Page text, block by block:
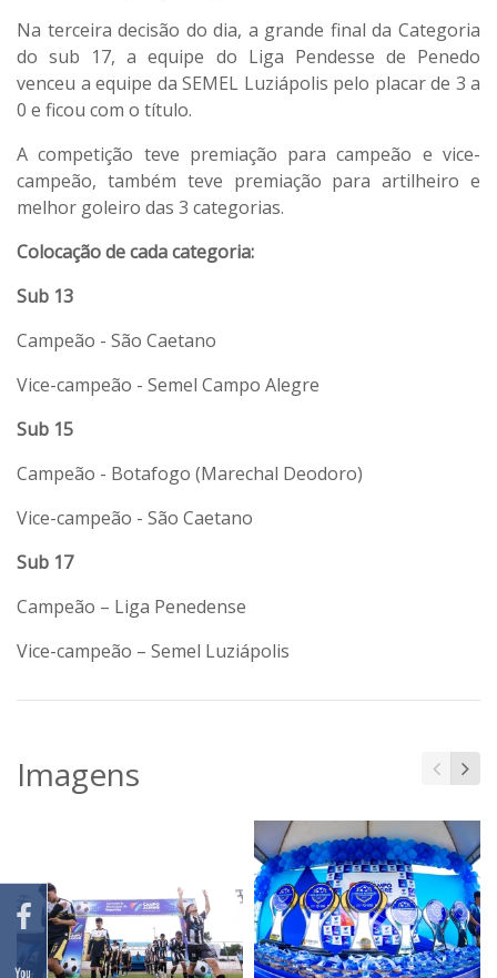
Na terceira decisão do dia, a grande final da Categoria
do sub 17, a equipe do Liga Pendesse de Penedo
venceu a equipe da SEMEL Luziápolis pelo placar de 3 a
0 e ficou com o título.
A competição teve premiação para campeão e vice-
campeão, também teve premiação para artilheiro e
melhor goleiro das 3 categorias.
Colocação de cada categoria:
Sub 13
Campeão - São Caetano
Vice-campeão - Semel Campo Alegre
Sub 15
Campeão - Botafogo (Marechal Deodoro)
Vice-campeão - São Caetano
Sub 17
Campeão – Liga Penedense
Vice-campeão – Semel Luziápolis
Imagens